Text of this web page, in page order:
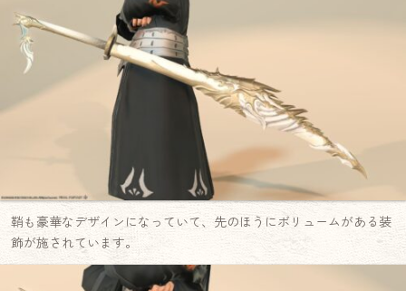
鞘も豪華なデザインになっていて、先のほうにボリュームがある装
飾が施されています。